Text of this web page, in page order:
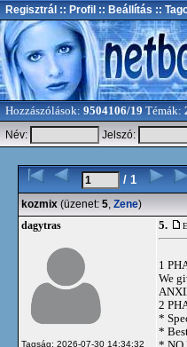
Regisztrál :: Profil :: Beállítás ::
Hozzászólások: 9504106/19 Témák:
Név: Jelszó:
/ 1
kozmix (üzenet: 5, Zene)
dagytras
Tagság: 2026-07-30 14:34:32
5.
1
We
2
*
*